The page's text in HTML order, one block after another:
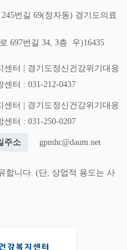
번길 69(정자동) 경기도의료
697번길 34, 3층 우)16435
센터 | 경기도정신건강위기대응
센터 : 031-212-0437
센터 | 경기도정신건강위기대응
센터 : 031-250-0207
주소 gpmhc@daum.net
합니다. (단, 상업적 용도는 사